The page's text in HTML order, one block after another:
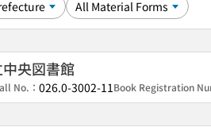
央図書館
No.： 026.0-3002-11Book Registration